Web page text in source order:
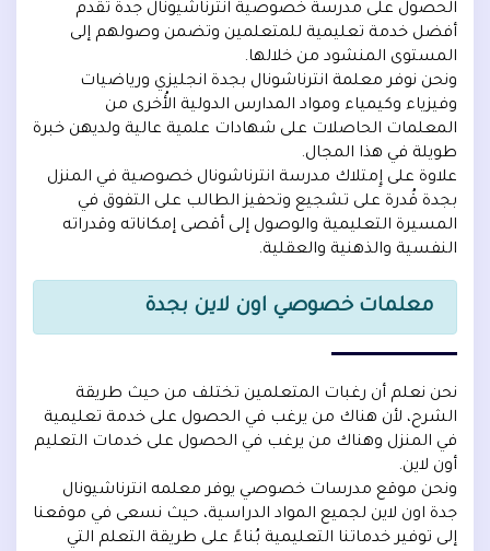
الحصول على مدرسة خصوصية انترناشيونال جدة تقدم
أفضل خدمة تعليمية للمتعلمين وتضمن وصولهم إلى
المستوى المنشود من خلالها.
ونحن نوفر معلمة انترناشونال بجدة انجليزي ورياضيات
وفيزياء وكيمياء ومواد المدارس الدولية الأُخرى من
المعلمات الحاصلات على شهادات علمية عالية ولديهن خبرة
طويلة في هذا المجال.
علاوة على إِمتلاك مدرسة انترناشونال خصوصية في المنزل
بجدة قُدرة على تشجيع وتحفيز الطالب على التفوق في
المسيرة التعليمية والوصول إلى أقصى إمكاناته وقدراته
النفسية والذهنية والعقلية.
معلمات خصوصي اون لاين بجدة
نحن نعلم أن رغبات المتعلمين تختلف من حيث طريقة
الشرح، لأن هناك من يرغب في الحصول على خدمة تعليمية
في المنزل وهناك من يرغب في الحصول على خدمات التعليم
أون لاين.
ونحن موقع مدرسات خصوصي يوفر معلمه انترناشيونال
جدة اون لاين لجميع المواد الدراسية، حيث نسعى في موقعنا
إلى توفير خدماتنا التعليمية بُناءً على طريقة التعلم التي